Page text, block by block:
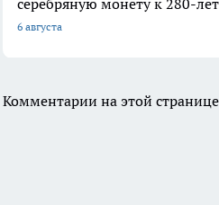
серебряную монету к 280-
6 августа
Комментарии на этой